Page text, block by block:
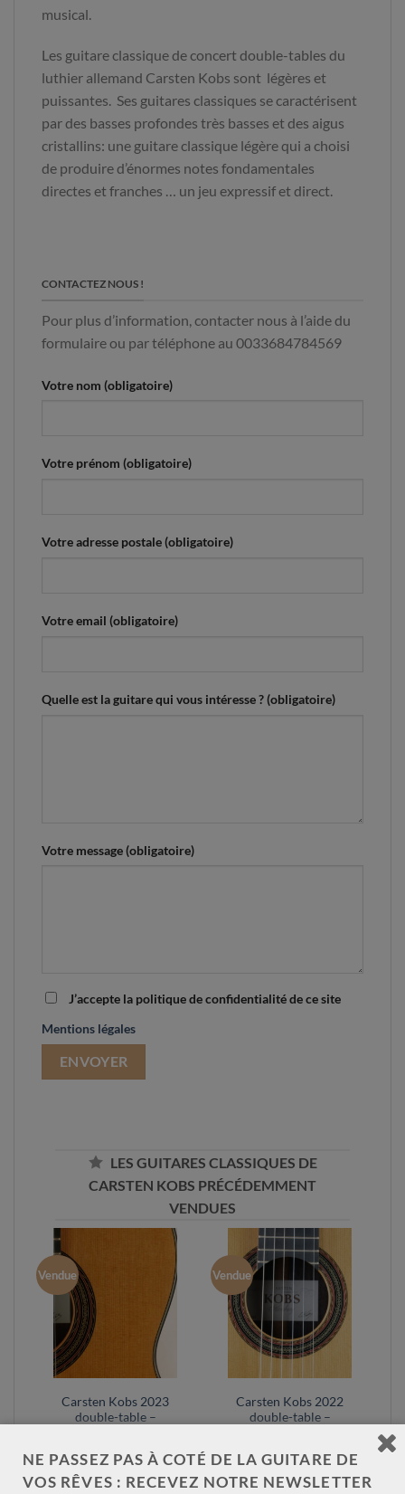
musical.
Les guitare classique de concert double-tables du
luthier allemand Carsten Kobs sont légères et
puissantes. Ses guitares classiques se caractérisent
par des basses profondes très basses et des aigus
cristallins: une guitare classique légère qui a choisi
de produire d’énormes notes fondamentales
directes et franches … un jeu expressif et direct.
CONTACTEZ NOUS !
Pour plus d’information, contacter nous à l’aide du
formulaire ou par téléphone au 0033684784569
Votre nom (obligatoire)
Votre prénom (obligatoire)
Votre adresse postale (obligatoire)
Votre email (obligatoire)
Quelle est la guitare qui vous intéresse ? (obligatoire)
Votre message (obligatoire)
J’accepte la politique de confidentialité de ce site
Mentions légales
LES GUITARES CLASSIQUES DE
CARSTEN KOBS PRÉCÉDEMMENT
VENDUES
Vendue
Carsten Kobs 2023
double-table –
Vendue
Carsten Kobs 2022
double-table –
NE PASSEZ PAS À COTÉ DE LA GUITARE DE
VOS RÊVES : RECEVEZ NOTRE NEWSLETTER